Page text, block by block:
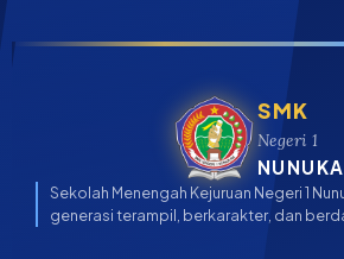
SMK
Negeri 1
Sekolah Menengah Kejuruan Negeri 1
generasi terampil, berkarakter, dan